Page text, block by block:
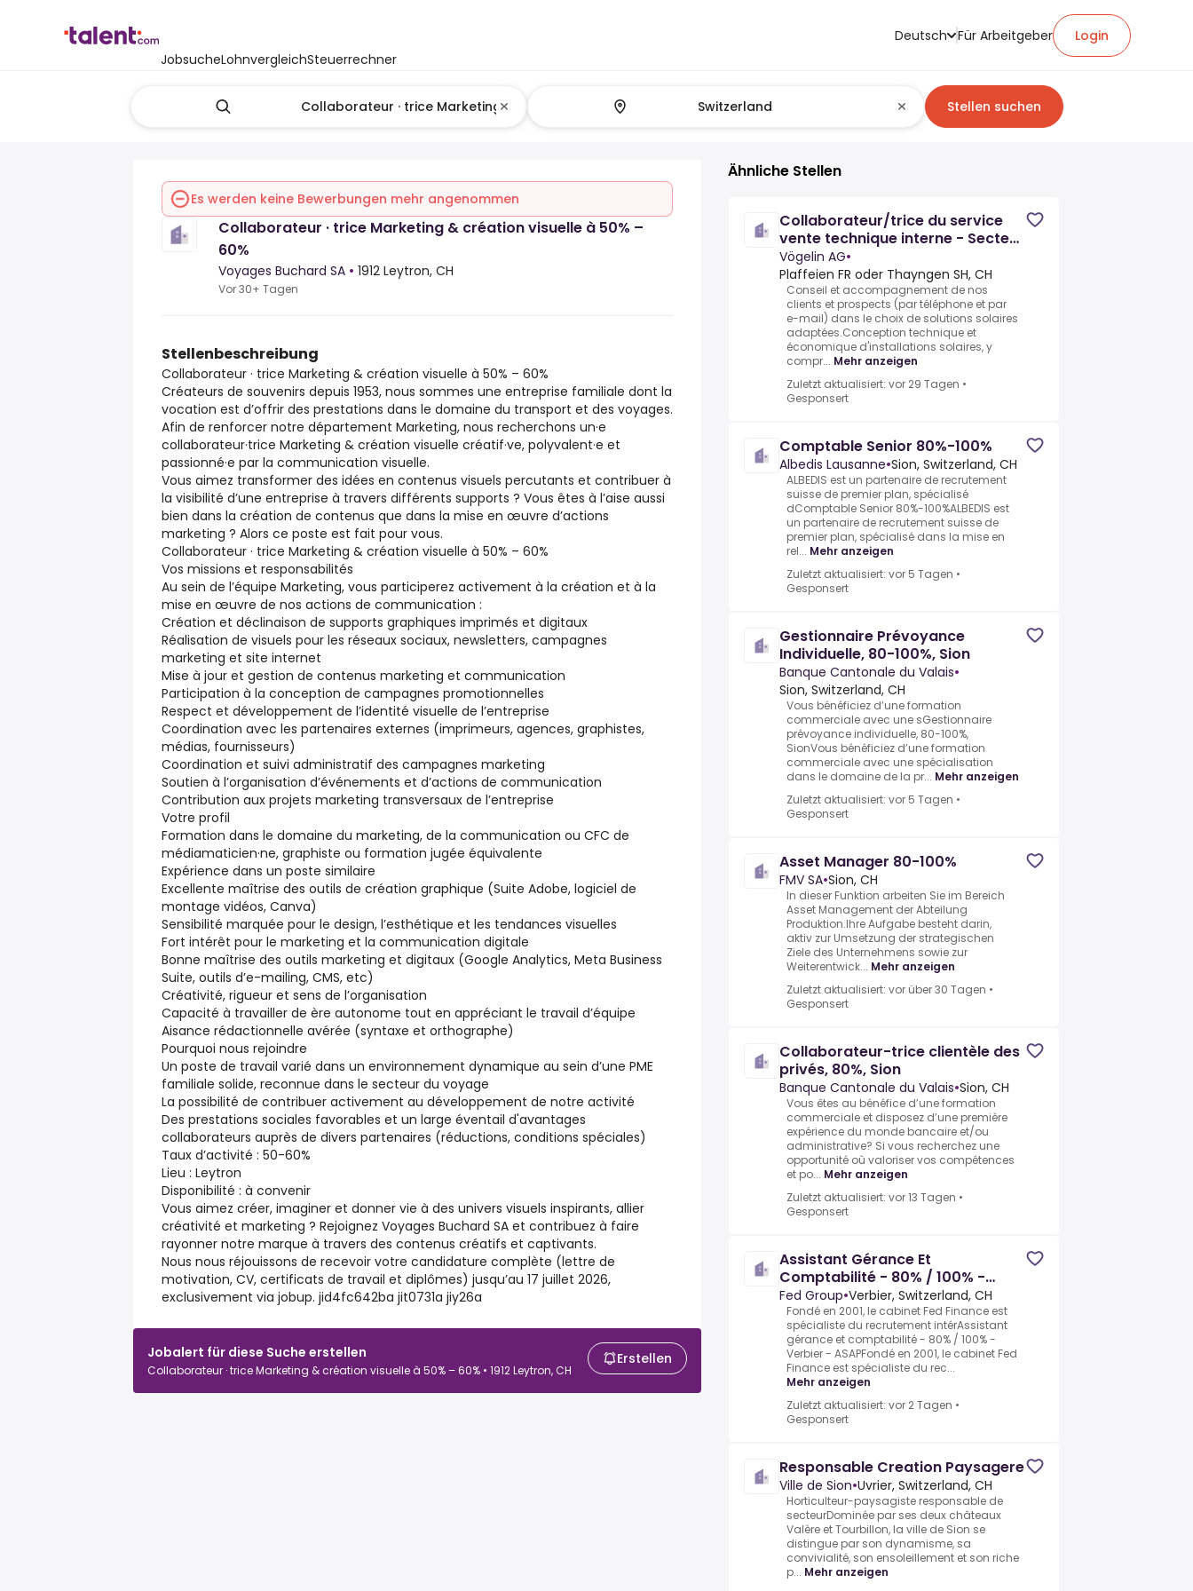
JobsucheLohnvergleichSteuerrechner
Deutsch Für Arbeitgeber Login
Stellen suchen
Es werden keine Bewerbungen mehr angenommen
Collaborateur · trice Marketing & création visuelle à 50% –
60%
Voyages Buchard SA • 1912 Leytron, CH
Vor 30+ Tagen
Stellenbeschreibung
Collaborateur · trice Marketing & création visuelle à 50% – 60%
Créateurs de souvenirs depuis 1953, nous sommes une entreprise familiale dont la
vocation est d’offrir des prestations dans le domaine du transport et des voyages.
Afin de renforcer notre département Marketing, nous recherchons un·e
collaborateur·trice Marketing & création visuelle créatif·ve, polyvalent·e et
passionné·e par la communication visuelle.
Vous aimez transformer des idées en contenus visuels percutants et contribuer à
la visibilité d’une entreprise à travers différents supports ? Vous êtes à l’aise aussi
bien dans la création de contenus que dans la mise en œuvre d’actions
marketing ? Alors ce poste est fait pour vous.
Collaborateur · trice Marketing & création visuelle à 50% – 60%
Vos missions et responsabilités
Au sein de l’équipe Marketing, vous participerez activement à la création et à la
mise en œuvre de nos actions de communication :
Création et déclinaison de supports graphiques imprimés et digitaux
Réalisation de visuels pour les réseaux sociaux, newsletters, campagnes
marketing et site internet
Mise à jour et gestion de contenus marketing et communication
Participation à la conception de campagnes promotionnelles
Respect et développement de l’identité visuelle de l’entreprise
Coordination avec les partenaires externes (imprimeurs, agences, graphistes,
médias, fournisseurs)
Coordination et suivi administratif des campagnes marketing
Soutien à l’organisation d’événements et d’actions de communication
Contribution aux projets marketing transversaux de l’entreprise
Votre profil
Formation dans le domaine du marketing, de la communication ou CFC de
médiamaticien·ne, graphiste ou formation jugée équivalente
Expérience dans un poste similaire
Excellente maîtrise des outils de création graphique (Suite Adobe, logiciel de
montage vidéos, Canva)
Sensibilité marquée pour le design, l’esthétique et les tendances visuelles
Fort intérêt pour le marketing et la communication digitale
Bonne maîtrise des outils marketing et digitaux (Google Analytics, Meta Business
Suite, outils d’e-mailing, CMS, etc)
Créativité, rigueur et sens de l’organisation
Capacité à travailler de ère autonome tout en appréciant le travail d’équipe
Aisance rédactionnelle avérée (syntaxe et orthographe)
Pourquoi nous rejoindre
Un poste de travail varié dans un environnement dynamique au sein d’une PME
familiale solide, reconnue dans le secteur du voyage
La possibilité de contribuer activement au développement de notre activité
Des prestations sociales favorables et un large éventail d'avantages
collaborateurs auprès de divers partenaires (réductions, conditions spéciales)
Taux d’activité : 50-60%
Lieu : Leytron
Disponibilité : à convenir
Vous aimez créer, imaginer et donner vie à des univers visuels inspirants, allier
créativité et marketing ? Rejoignez Voyages Buchard SA et contribuez à faire
rayonner notre marque à travers des contenus créatifs et captivants.
Nous nous réjouissons de recevoir votre candidature complète (lettre de
motivation, CV, certificats de travail et diplômes) jusqu’au 17 juillet 2026,
exclusivement via jobup. jid4fc642ba jit0731a jiy26a
Jobalert für diese Suche erstellen
Collaborateur · trice Marketing & création visuelle à 50% – 60% • 1912 Leytron, CH
Erstellen
Ähnliche Stellen
Collaborateur/trice du service
vente technique interne - Secteur
photovoltaïque
Vögelin AG•
Plaffeien FR oder Thayngen SH, CH
Conseil et accompagnement de nos
clients et prospects (par téléphone et par
e-mail) dans le choix de solutions solaires
adaptées.Conception technique et
économique d'installations solaires, y
compr... Mehr anzeigen
Zuletzt aktualisiert: vor 29 Tagen •
Gesponsert
Comptable Senior 80%-100%
Albedis Lausanne•Sion, Switzerland, CH
ALBEDIS est un partenaire de recrutement
suisse de premier plan, spécialisé
dComptable Senior 80%-100%ALBEDIS est
un partenaire de recrutement suisse de
premier plan, spécialisé dans la mise en
rel... Mehr anzeigen
Zuletzt aktualisiert: vor 5 Tagen •
Gesponsert
Gestionnaire Prévoyance
Individuelle, 80-100%, Sion
Banque Cantonale du Valais•
Sion, Switzerland, CH
Vous bénéficiez d’une formation
commerciale avec une sGestionnaire
prévoyance individuelle, 80-100%,
SionVous bénéficiez d’une formation
commerciale avec une spécialisation
dans le domaine de la pr... Mehr anzeigen
Zuletzt aktualisiert: vor 5 Tagen •
Gesponsert
Asset Manager 80-100%
FMV SA•Sion, CH
In dieser Funktion arbeiten Sie im Bereich
Asset Management der Abteilung
Produktion.Ihre Aufgabe besteht darin,
aktiv zur Umsetzung der strategischen
Ziele des Unternehmens sowie zur
Weiterentwick... Mehr anzeigen
Zuletzt aktualisiert: vor über 30 Tagen •
Gesponsert
Collaborateur-trice clientèle des
privés, 80%, Sion
Banque Cantonale du Valais•Sion, CH
Vous êtes au bénéfice d’une formation
commerciale et disposez d’une première
expérience du monde bancaire et/ou
administrative? Si vous recherchez une
opportunité où valoriser vos compétences
et po... Mehr anzeigen
Zuletzt aktualisiert: vor 13 Tagen •
Gesponsert
Assistant Gérance Et
Comptabilité - 80% / 100% -
Verbier - Asap
Fed Group•Verbier, Switzerland, CH
Fondé en 2001, le cabinet Fed Finance est
spécialiste du recrutement intérAssistant
gérance et comptabilité - 80% / 100% -
Verbier - ASAPFondé en 2001, le cabinet Fed
Finance est spécialiste du rec...
Mehr anzeigen
Zuletzt aktualisiert: vor 2 Tagen •
Gesponsert
Responsable Creation Paysagere
Ville de Sion•Uvrier, Switzerland, CH
Horticulteur-paysagiste responsable de
secteurDominée par ses deux châteaux
Valère et Tourbillon, la ville de Sion se
distingue par son dynamisme, sa
convivialité, son ensoleillement et son riche
p... Mehr anzeigen